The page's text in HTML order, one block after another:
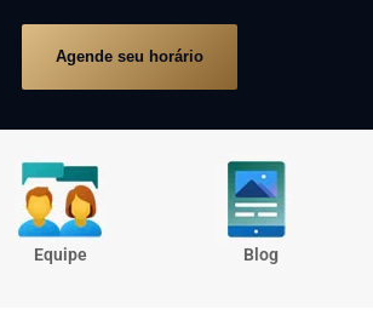
Agende seu horário
Equipe Blog